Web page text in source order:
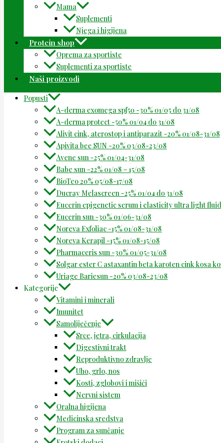
Mama
Suplementi
Njega i higijena
Protein shop
Oprema za sportiste
Suplementi za sportiste
Naši proizvodi
Popusti
A-derma exomega spf50 -30% 01/05 do 31/08
A-derma protect -50% 01/04 do 31/08
Alivit cink, aterostop i antiparazit -20% 01/08-31/08
Apivita bee SUN -20% 03/08-23/08
Avene sun -25% 01/04-31/08
Babe sun -22% 01/08 – 15/08
BioTeo 20% 05/08-17/08
Ducray Melascreen -25% 01/04 do 31/08
Eucerin epigenetic serum i elasticity ultra light
Eucerin sun -30% 01/06-31/08
Noreva Exfoliac -15% 01/08-31/08
Noreva Kerapil -15% 01/08-15/08
Pharmaceris sun -30% 01/05-31/08
Solgar ester C astaxantin beta karoten cink kosa
Uriage Bariesun -20% 03/08-23/08
Kategorije
Vitamini i minerali
Imunitet
Samoliječenje
Srce, jetra, cirkulacija
Digestivni trakt
Reproduktivno zdravlje
Uho, grlo, nos
Kosti, zglobovi i mišići
Nervni sistem
Oralna higijena
Medicinska sredstva
Program za sunčanje